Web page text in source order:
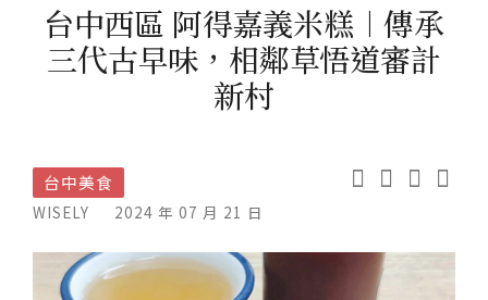
台中西區 阿得嘉義米糕︱傳承
三代古早味，相鄰草悟道審計
新村
台中美食
WISELY 2024 年 07 月 21 日